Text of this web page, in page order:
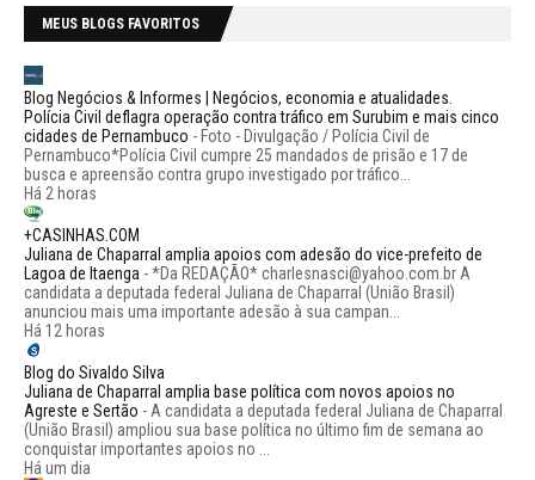
MEUS BLOGS FAVORITOS
Blog Negócios & Informes | Negócios, economia e atualidades.
Polícia Civil deflagra operação contra tráfico em Surubim e mais cinco
cidades de Pernambuco - Foto - Divulgação / Polícia Civil de
Pernambuco*Polícia Civil cumpre 25 mandados de prisão e 17 de
busca e apreensão contra grupo investigado por tráfico...
Há 2 horas
+CASINHAS.COM
Juliana de Chaparral amplia apoios com adesão do vice-prefeito de
Lagoa de Itaenga -*Da REDAÇÃO* charlesnasci@yahoo.com.br A
candidata a deputada federal Juliana de Chaparral (União Brasil)
anunciou mais uma importante adesão à sua campan...
Há 12 horas
Blog do Sivaldo Silva
Juliana de Chaparral amplia base política com novos apoios no
Agreste e Sertão -A candidata a deputada federal Juliana de Chaparral
(União Brasil) ampliou sua base política no último fim de semana ao
conquistar importantes apoios no ...
Há um dia